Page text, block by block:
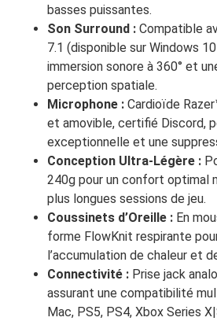
basses puissantes.
Son Surround : Compatible
7.1 (disponible sur Windows
immersion sonore à 360° et
perception spatiale.
Microphone : Cardioïde
et amovible, certifié Discord,
exceptionnelle et une
Conception Ultra-Légère :
240g pour un confort optimal
plus longues sessions de jeu.
Coussinets d’Oreille : En
forme FlowKnit respirante
l’accumulation de chaleur et
Connectivité : Prise jack
assurant une compatibilité
Mac, PS5, PS4, Xbox Series